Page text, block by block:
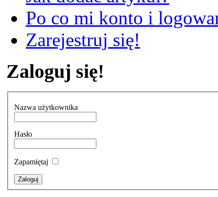
Po co mi konto i
Zarejestruj się!
Zaloguj się!
Nazwa użytkownika
Hasło
Zapamiętaj